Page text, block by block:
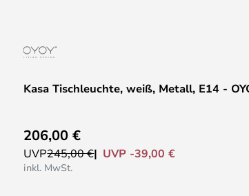
Kasa Tischleuchte, weiß, Metall, E14 -
206,00 €
UVP245,00 € UVP -39,00 €
inkl. MwSt.